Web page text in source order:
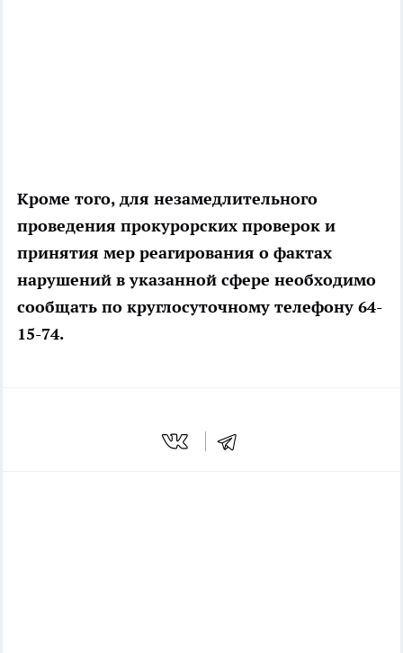
Кроме того, для незамедлительного
проведения прокурорских проверок и
принятия мер реагирования о фактах
нарушений в указанной сфере необходимо
сообщать по круглосуточному телефону 64-
15-74.